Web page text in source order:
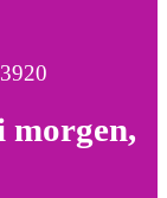
morgen,